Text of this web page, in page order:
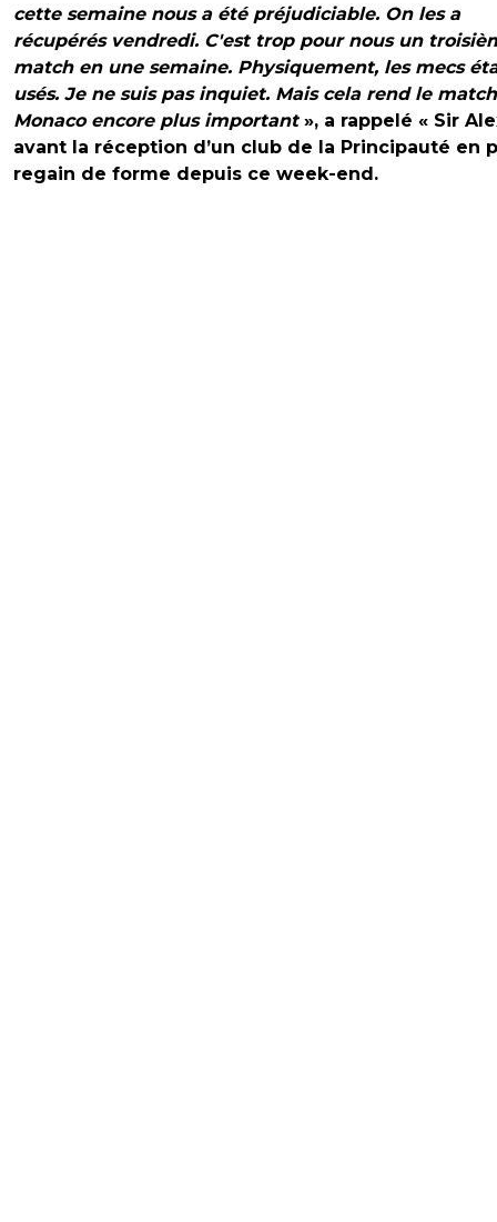
cette semaine nous a été préjudiciable. On les a
récupérés vendredi. C'est trop pour nous un
match en une semaine. Physiquement, les mecs
usés. Je ne suis pas inquiet. Mais cela rend le
Monaco encore plus important», a rappelé « Sir
avant la réception d’un club de la Principauté en
regain de forme depuis ce week-end.